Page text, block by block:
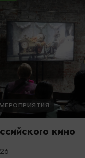
кино